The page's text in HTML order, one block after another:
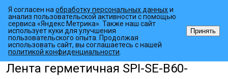
Главная страница • Каталог товаров • Светодиодные ленты
Лента герметичная SPI-SE-B60-
Я согласен наобработку персональных данныхи
анализ пользовательской активности с помощью
сервиса «Яндекс Метрика». Также наш сайт
использует куки для улучшения
пользовательского опыта. Продолжая
использовать сайт, вы соглашаетесь с нашей
политикой конфиденциальности
Принять